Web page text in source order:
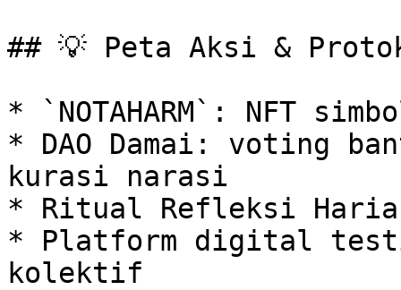
## 💡 Peta Aksi &
* `NOTAHARM`: NFT
* DAO Damai: voting
kurasi narasi
* Ritual Refleksi
* Platform digital
kolektif